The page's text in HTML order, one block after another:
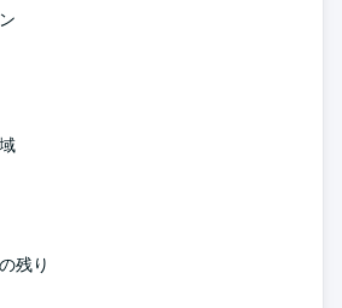
残り